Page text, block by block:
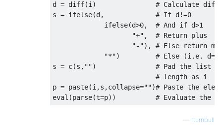
d = diff(i)               # Calculate
s = ifelse(d,             # If d!=0
             ifelse(d>0,  # And if d>1
                    "+",  # Return plus
"-"), # Else return
"*")         # Else (i.e.
s = c(s,"")               # Pad the list s
                          # length as i
p = paste(i,s,collapse="")# Paste the
rturnbull